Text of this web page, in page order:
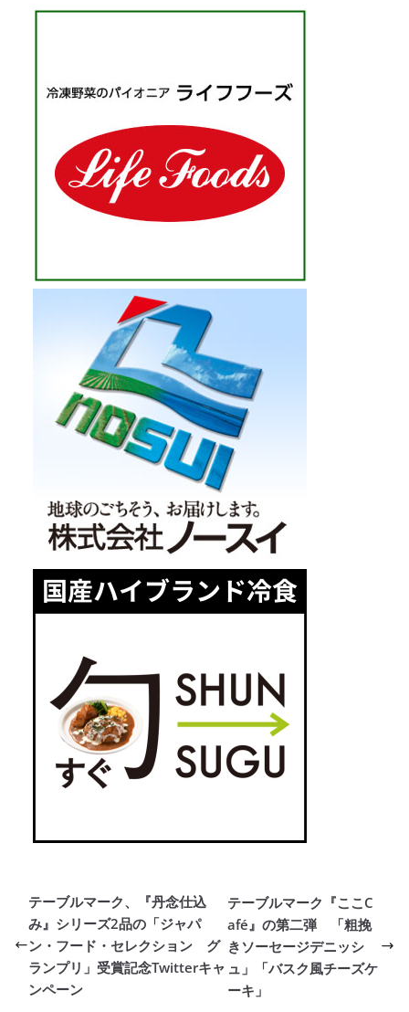
テーブルマーク、『丹念仕込
み』シリーズ2品の「ジャパ
ン・フード・セレクション グ
ランプリ」受賞記念Twitterキャ
ンペーン
テーブルマーク『ここC
afé』の第二弾 「粗挽
きソーセージデニッシ
ュ」「バスク風チーズケ
ーキ」